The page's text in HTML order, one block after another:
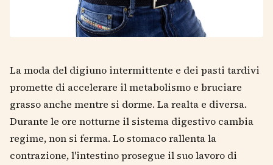
La moda del digiuno intermittente e dei pasti tardivi
promette di accelerare il metabolismo e bruciare
grasso anche mentre si dorme. La realta e diversa.
Durante le ore notturne il sistema digestivo cambia
regime, non si ferma. Lo stomaco rallenta la
contrazione, l'intestino prosegue il suo lavoro di